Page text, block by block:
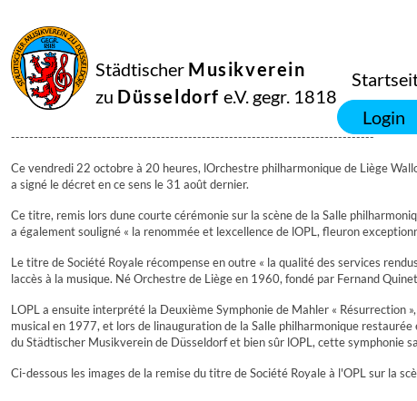
Städtischer Musikverein
zu Düsseldorf e.V. gegr. 1818
Login
Oktober
2010
Manfred Hill
Jubiläumskonzert in Lüttich 22.10.2010 [20:17]
22.10.2010 [20:17]
L'OPL devient Royal
--------------------------------------------------------------------------------
Ce vendredi 22 octobre à 20 heures, lOrchestre philharmonique de Liège
a signé le décret en ce sens le 31 août dernier.
Ce titre, remis lors dune courte cérémonie sur la scène de la Salle
a également souligné « la renommée et lexcellence de lOPL, fleuron
Le titre de Société Royale récompense en outre « la qualité des services
laccès à la musique. Né Orchestre de Liège en 1960, fondé par Fernand
LOPL a ensuite interprété la Deuxième Symphonie de Mahler «
musical en 1977, et lors de linauguration de la Salle philharmonique
du Städtischer Musikverein de Düsseldorf et bien sûr lOPL, cette symphonie
Ci-dessous les images de la remise du titre de Société Royale à l'OPL sur la